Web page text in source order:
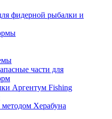
фидерной рыбалки и
части для
Аргентум Fishing
Херабуна